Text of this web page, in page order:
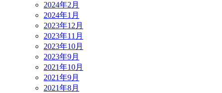
2024年2月
2024年1月
2023年12月
2023年11月
2023年10月
2023年9月
2021年10月
2021年9月
2021年8月